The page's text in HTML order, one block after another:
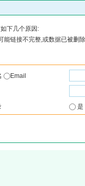
下几个原因:
能链接不完整,或数据已被删
Email